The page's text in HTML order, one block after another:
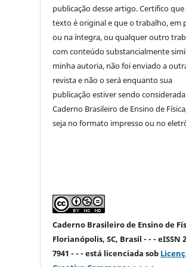
publicação desse artigo. Certifico que
texto é original e que o trabalho, em
ou na íntegra, ou qualquer outro
com conteúdo substancialmente
minha autoria, não foi enviado a
revista e não o será enquanto sua
publicação estiver sendo
Caderno Brasileiro de Ensino de
seja no formato impresso ou no
Caderno Brasileiro de Ensino de
Florianópolis, SC, Brasil - - - eISSN
7941 - - - está licenciada sob